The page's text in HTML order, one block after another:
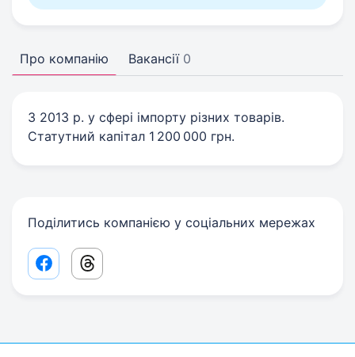
Про компанію Вакансії 0
З 2013 р. у сфері імпорту різних товарів.
Статутний капітал 1 200 000 грн.
Поділитись компанією у соціальних мережах
Facebook share link
Threads share link